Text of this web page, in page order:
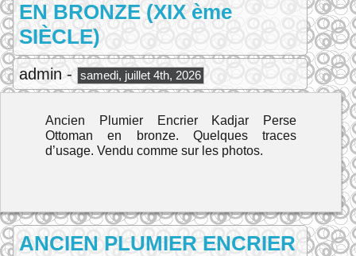
EN BRONZE (XIX ème
SIÈCLE)
admin - samedi, juillet 4th, 2026
Ancien Plumier Encrier Kadjar Perse
Ottoman en bronze. Quelques traces
d’usage. Vendu comme sur les photos.
ANCIEN PLUMIER ENCRIER